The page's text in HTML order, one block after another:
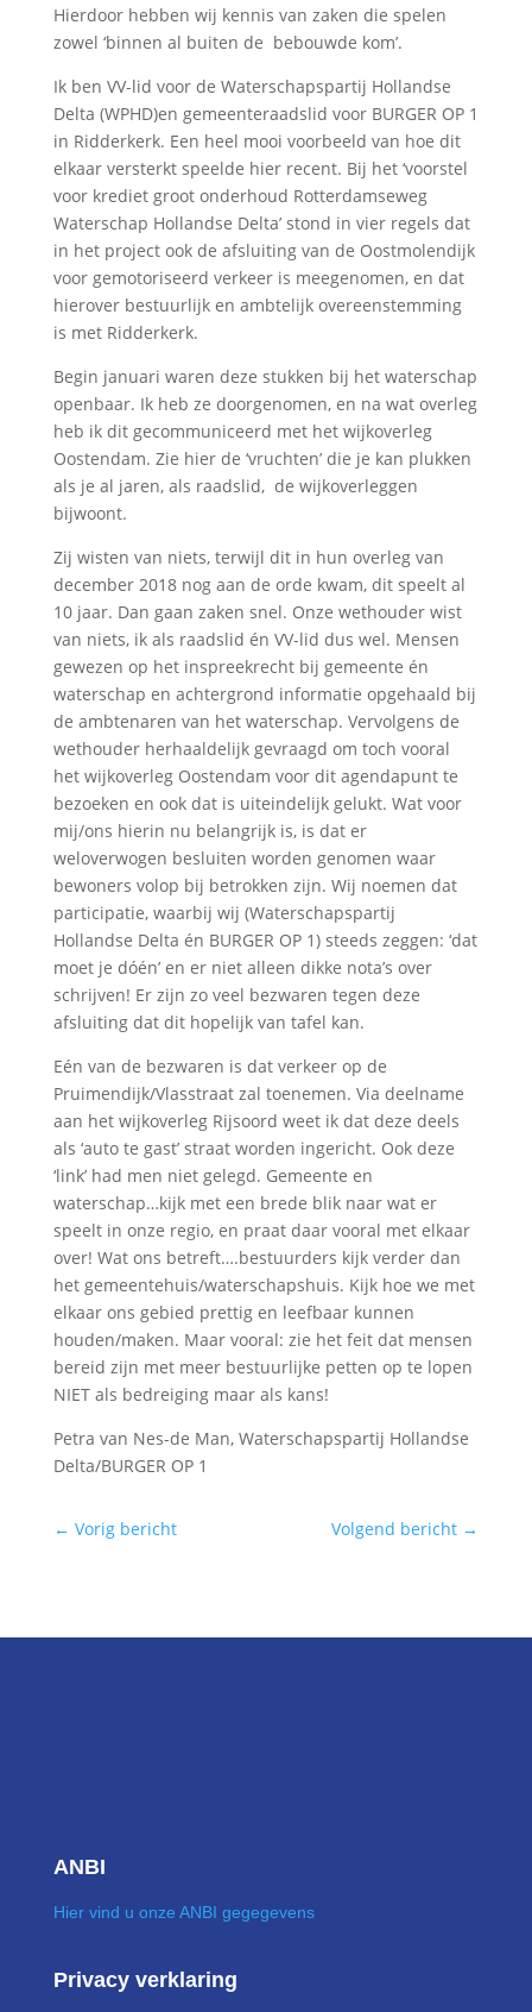
Hierdoor hebben wij kennis van zaken die spelen
zowel ‘binnen al buiten de bebouwde kom’.
Ik ben VV-lid voor de Waterschapspartij Hollandse
Delta (WPHD)en gemeenteraadslid voor BURGER OP 1
in Ridderkerk. Een heel mooi voorbeeld van hoe dit
elkaar versterkt speelde hier recent. Bij het ‘voorstel
voor krediet groot onderhoud Rotterdamseweg
Waterschap Hollandse Delta’ stond in vier regels dat
in het project ook de afsluiting van de Oostmolendijk
voor gemotoriseerd verkeer is meegenomen, en dat
hierover bestuurlijk en ambtelijk overeenstemming
is met Ridderkerk.
Begin januari waren deze stukken bij het waterschap
openbaar. Ik heb ze doorgenomen, en na wat overleg
heb ik dit gecommuniceerd met het wijkoverleg
Oostendam. Zie hier de ‘vruchten’ die je kan plukken
als je al jaren, als raadslid, de wijkoverleggen
bijwoont.
Zij wisten van niets, terwijl dit in hun overleg van
december 2018 nog aan de orde kwam, dit speelt al
10 jaar. Dan gaan zaken snel. Onze wethouder wist
van niets, ik als raadslid én VV-lid dus wel. Mensen
gewezen op het inspreekrecht bij gemeente én
waterschap en achtergrond informatie opgehaald bij
de ambtenaren van het waterschap. Vervolgens de
wethouder herhaaldelijk gevraagd om toch vooral
het wijkoverleg Oostendam voor dit agendapunt te
bezoeken en ook dat is uiteindelijk gelukt. Wat voor
mij/ons hierin nu belangrijk is, is dat er
weloverwogen besluiten worden genomen waar
bewoners volop bij betrokken zijn. Wij noemen dat
participatie, waarbij wij (Waterschapspartij
Hollandse Delta én BURGER OP 1) steeds zeggen: ‘dat
moet je dóén’ en er niet alleen dikke nota’s over
schrijven! Er zijn zo veel bezwaren tegen deze
afsluiting dat dit hopelijk van tafel kan.
Eén van de bezwaren is dat verkeer op de
Pruimendijk/Vlasstraat zal toenemen. Via deelname
aan het wijkoverleg Rijsoord weet ik dat deze deels
als ‘auto te gast’ straat worden ingericht. Ook deze
‘link’ had men niet gelegd. Gemeente en
waterschap…kijk met een brede blik naar wat er
speelt in onze regio, en praat daar vooral met elkaar
over! Wat ons betreft….bestuurders kijk verder dan
het gemeentehuis/waterschapshuis. Kijk hoe we met
elkaar ons gebied prettig en leefbaar kunnen
houden/maken. Maar vooral: zie het feit dat mensen
bereid zijn met meer bestuurlijke petten op te lopen
NIET als bedreiging maar als kans!
Petra van Nes-de Man, Waterschapspartij Hollandse
Delta/BURGER OP 1
← Vorig bericht Volgend bericht →
ANBI
Hier vind u onze ANBI gegegevens
Privacy verklaring